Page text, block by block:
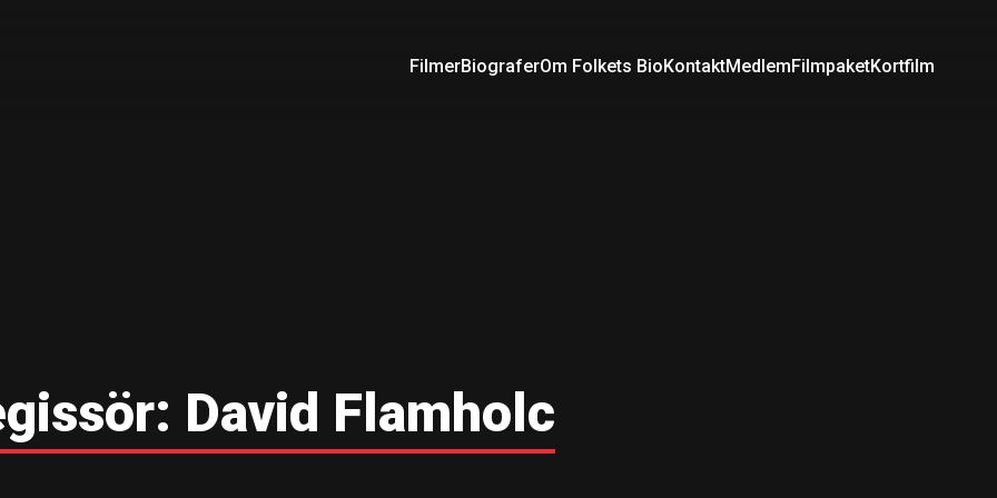
FilmerBiograferOm Folkets BioKontaktMedlemFilmpaketKortfilm
David Flamholc